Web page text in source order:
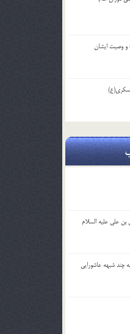
و وصیت ایشان
بن علی علیه السلام
چند شبهه عاشورایی